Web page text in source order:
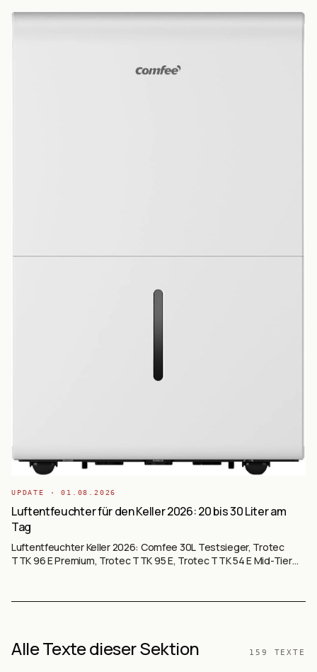
UPDATE ·01.08.2026
Luftentfeuchter für den Keller 2026: 20 bis 30 Liter am
Tag
Luftentfeuchter Keller 2026: Comfee 30L Testsieger, Trotec
TTK 96 E Premium, Trotec TTK 95 E, Trotec TTK 54 E Mid-Tier
Alle Texte dieser Sektion 159 TEXTE